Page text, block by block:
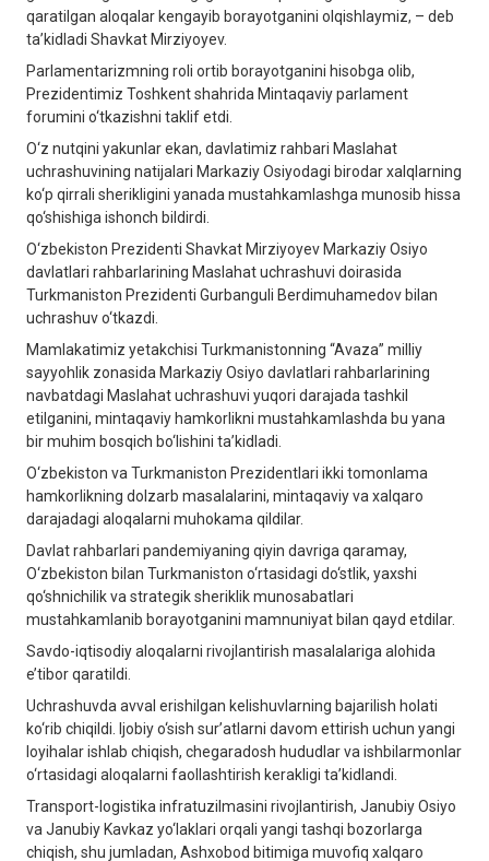
qaratilgan aloqalar kengayib borayotganini olqishlaymiz, – deb
ta’kidladi Shavkat Mirziyoyev.
Parlamentarizmning roli ortib borayotganini hisobga olib,
Prezidentimiz Toshkent shahrida Mintaqaviy parlament
forumini o‘tkazishni taklif etdi.
O‘z nutqini yakunlar ekan, davlatimiz rahbari Maslahat
uchrashuvining natijalari Markaziy Osiyodagi birodar xalqlarning
ko‘p qirrali sherikligini yanada mustahkamlashga munosib hissa
qo‘shishiga ishonch bildirdi.
O‘zbekiston Prezidenti Shavkat Mirziyoyev Markaziy Osiyo
davlatlari rahbarlarining Maslahat uchrashuvi doirasida
Turkmaniston Prezidenti Gurbanguli Berdimuhamedov bilan
uchrashuv o‘tkazdi.
Mamlakatimiz yetakchisi Turkmanistonning “Avaza” milliy
sayyohlik zonasida Markaziy Osiyo davlatlari rahbarlarining
navbatdagi Maslahat uchrashuvi yuqori darajada tashkil
etilganini, mintaqaviy hamkorlikni mustahkamlashda bu yana
bir muhim bosqich bo‘lishini ta’kidladi.
O‘zbekiston va Turkmaniston Prezidentlari ikki tomonlama
hamkorlikning dolzarb masalalarini, mintaqaviy va xalqaro
darajadagi aloqalarni muhokama qildilar.
Davlat rahbarlari pandemiyaning qiyin davriga qaramay,
O‘zbekiston bilan Turkmaniston o‘rtasidagi do‘stlik, yaxshi
qo‘shnichilik va strategik sheriklik munosabatlari
mustahkamlanib borayotganini mamnuniyat bilan qayd etdilar.
Savdo-iqtisodiy aloqalarni rivojlantirish masalalariga alohida
e’tibor qaratildi.
Uchrashuvda avval erishilgan kelishuvlarning bajarilish holati
ko‘rib chiqildi. Ijobiy o‘sish sur’atlarni davom ettirish uchun yangi
loyihalar ishlab chiqish, chegaradosh hududlar va ishbilarmonlar
o‘rtasidagi aloqalarni faollashtirish kerakligi ta’kidlandi.
Transport-logistika infratuzilmasini rivojlantirish, Janubiy Osiyo
va Janubiy Kavkaz yo‘laklari orqali yangi tashqi bozorlarga
chiqish, shu jumladan, Ashxobod bitimiga muvofiq xalqaro